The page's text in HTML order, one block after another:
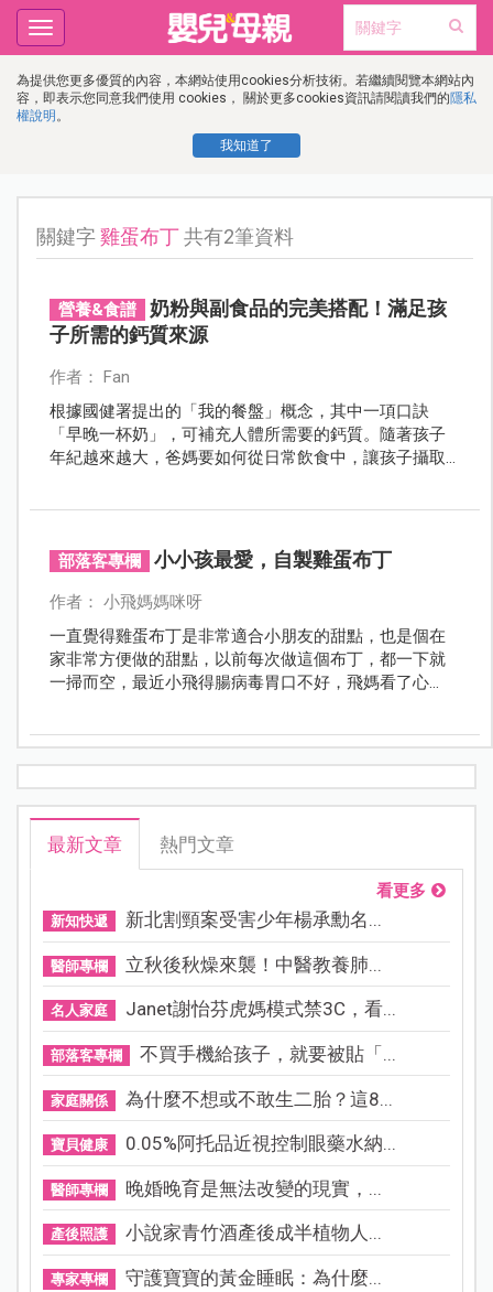
為提供您更多優質的內容，本網站使用cookies分析技術。若繼續閱覽本網站內
容，即表示您同意我們使用 cookies， 關於更多cookies資訊請閱讀我們的隱私
權說明 。
我知道了
Toggle
navigation
關鍵字雞蛋布丁共有2筆資料
營養&食譜
奶粉與副食品的完美搭配！滿足孩
子所需的鈣質來源
作者： Fan
根據國健署提出的「我的餐盤」概念，其中一項口訣
「早晚一杯奶」，可補充人體所需要的鈣質。隨著孩子
年紀越來越大，爸媽要如何從日常飲食中，讓孩子攝取
部落客專欄 小小孩最愛，自製雞蛋布丁
作者： 小飛媽媽咪呀
一直覺得雞蛋布丁是非常適合小朋友的甜點，也是個在
家非常方便做的甜點，以前每次做這個布丁，都一下就
一掃而空，最近小飛得腸病毒胃口不好，飛媽看了心
成，大家可以在家試試看.....
最新文章 熱門文章
看更多
新知快遞 新北割頸案受害少年楊承勳名...
醫師專欄 立秋後秋燥來襲！中醫教養肺...
名人家庭 Janet謝怡芬虎媽模式禁3C，看...
部落客專欄 不買手機給孩子，就要被貼「...
家庭關係 為什麼不想或不敢生二胎？這8...
寶貝健康 0.05%阿托品近視控制眼藥水納...
醫師專欄 晚婚晚育是無法改變的現實，...
產後照護 小說家青竹酒產後成半植物人...
專家專欄 守護寶寶的黃金睡眠：為什麼...